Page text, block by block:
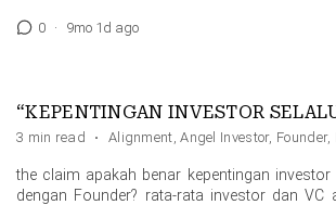
0 · 9mo 1d ago
3 min read · Alignment,Angel Investor, Founder,
the claim apakah benar kepentingan investor
dengan Founder? rata-rata investor dan VC